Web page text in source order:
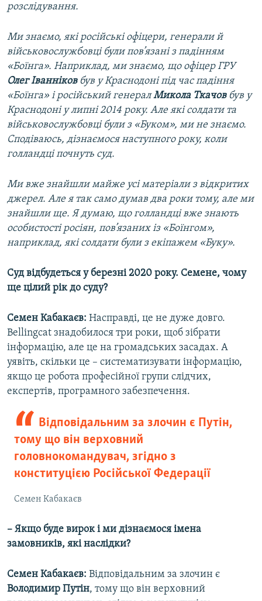
розслідування.
Ми знаємо, які російські офіцери, генерали й
військовослужбовці були пов’язані з падінням
«Боїнга». Наприклад, ми знаємо, що офіцер ГРУ
Олег Іванніковбув у Краснодоні під час падіння
«Боїнга» і російський генералМикола Ткачовбув у
Краснодоні у липні 2014 року. Але які солдати та
військовослужбовці були з «Буком», ми не знаємо.
Сподіваюсь, дізнаємося наступного року, коли
голландці почнуть суд.
Ми вже знайшли майже усі матеріали з відкритих
джерел. Але я так само думав два роки тому, але ми
знайшли ще. Я думаю, що голландці вже знають
особистості росіян, пов’язаних із «Боїнгом»,
наприклад, які солдати були з екіпажем «Буку».
Суд відбудеться у березні 2020 року. Семене, чому
ще цілий рік до суду?
Семен Кабакаєв: Насправді, це не дуже довго.
Bellingcat знадобилося три роки, щоб зібрати
інформацію, але це на громадських засадах. А
уявіть, скільки це – систематизувати інформацію,
якщо це робота професійної групи слідчих,
експертів, програмного забезпечення.
Відповідальним за злочин є Путін,
тому що він верховний
головнокомандувач, згідно з
конституцією Російської Федерації
Семен Кабакаєв
– Якщо буде вирок і ми дізнаємося імена
замовників, які наслідки?
Семен Кабакаєв: Відповідальним за злочин є
Володимир Путін, тому що він верховний